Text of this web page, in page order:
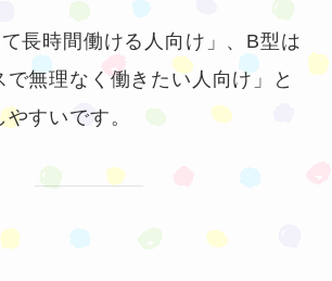
長時間働ける人向け」、B型は
で無理なく働きたい人向け」と
すいです。